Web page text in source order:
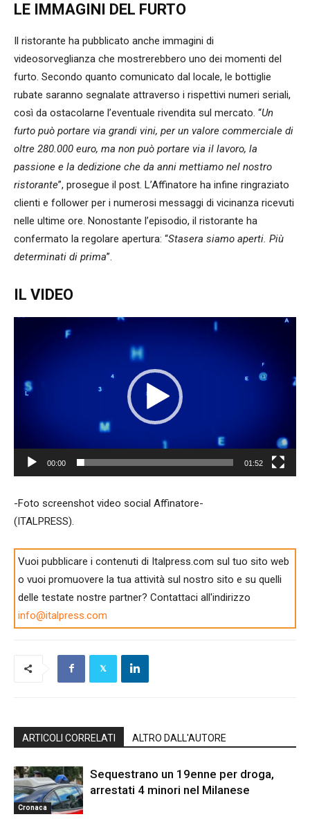
LE IMMAGINI DEL FURTO
Il ristorante ha pubblicato anche immagini di
videosorveglianza che mostrerebbero uno dei momenti del
furto. Secondo quanto comunicato dal locale, le bottiglie
rubate saranno segnalate attraverso i rispettivi numeri seriali,
così da ostacolarne l’eventuale rivendita sul mercato. “Un
furto può portare via grandi vini, per un valore commerciale di
oltre 280.000 euro, ma non può portare via il lavoro, la
passione e la dedizione che da anni mettiamo nel nostro
ristorante”, prosegue il post. L’Affinatore ha infine ringraziato
clienti e follower per i numerosi messaggi di vicinanza ricevuti
nelle ultime ore. Nonostante l’episodio, il ristorante ha
confermato la regolare apertura: “Stasera siamo aperti. Più
determinati di prima”.
IL VIDEO
00:00 01:52
-Foto screenshot video social Affinatore-
(ITALPRESS).
Vuoi pubblicare i contenuti di Italpress.com sul tuo sito web
o vuoi promuovere la tua attività sul nostro sito e su quelli
delle testate nostre partner? Contattaci all'indirizzo
info@italpress.com
ARTICOLI CORRELATI ALTRO DALL'AUTORE
Cronaca
Sequestrano un 19enne per droga,
arrestati 4 minori nel Milanese